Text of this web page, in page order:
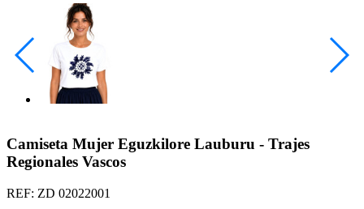
Camiseta Mujer Eguzkilore Lauburu - Trajes
Regionales Vascos
REF: ZD 02022001